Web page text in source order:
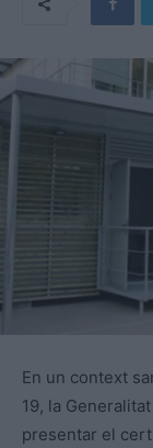
En un context
19, la
presentar el